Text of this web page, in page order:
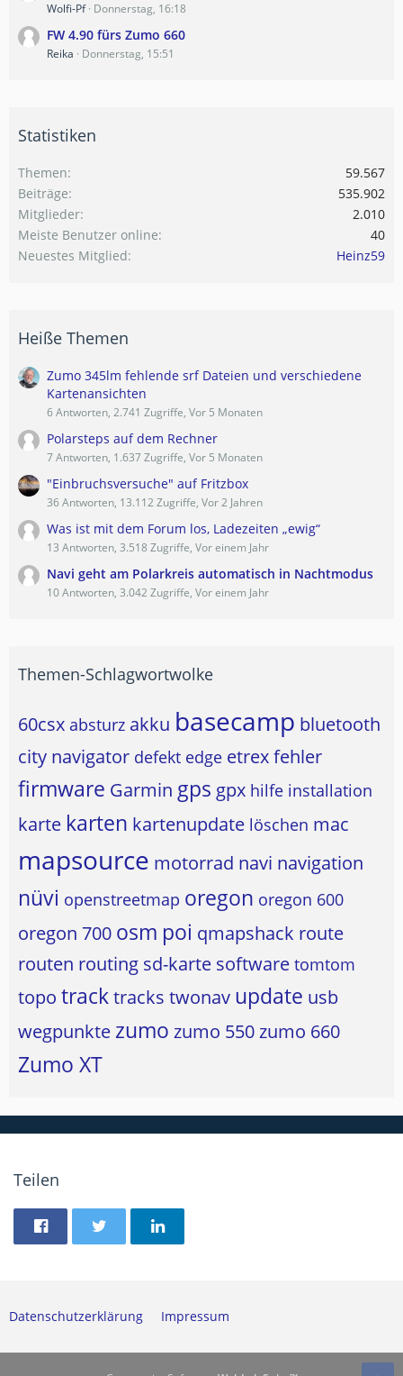
Wolfi-Pf Donnerstag, 16:18
FW 4.90 fürs Zumo 660
Reika Donnerstag, 15:51
Statistiken
Themen
59.567
Beiträge
535.902
Mitglieder
2.010
Meiste Benutzer online
40
Neuestes Mitglied
Heinz59
Heiße Themen
Zumo 345lm fehlende srf Dateien und verschiedene
Kartenansichten
6 Antworten, 2.741 Zugriffe, Vor 5 Monaten
Polarsteps auf dem Rechner
7 Antworten, 1.637 Zugriffe, Vor 5 Monaten
"Einbruchsversuche" auf Fritzbox
36 Antworten, 13.112 Zugriffe, Vor 2 Jahren
Was ist mit dem Forum los, Ladezeiten „ewig“
13 Antworten, 3.518 Zugriffe, Vor einem Jahr
Navi geht am Polarkreis automatisch in Nachtmodus
10 Antworten, 3.042 Zugriffe, Vor einem Jahr
Themen-Schlagwortwolke
60csx absturz akku basecamp bluetooth
city navigator defekt edge etrexfehler
firmware Garmin gps gpx hilfe installation
karte karten kartenupdate löschen mac
mapsource motorrad navi navigation
nüvi openstreetmap oregon oregon 600
oregon 700 osm poi qmapshack route
routen routing sd-karte software tomtom
topo tracktracks twonav update usb
wegpunkte zumo zumo 550zumo 660
Zumo XT
Teilen
Datenschutzerklärung Impressum